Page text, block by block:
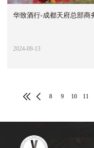
华致酒行-成都天府总部商
2024-09-13
8 9 10 11